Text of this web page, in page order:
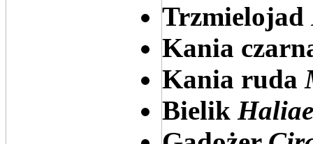
Trzmielojad
Kania
Kania ruda
Bielik